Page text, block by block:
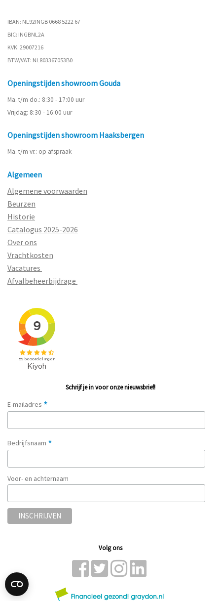
IBAN: NL92INGB 0668 5222 67
BIC: INGBNL2A
KVK: 29007216
BTW/VAT: NL803367053B0
Openingstijden showroom Gouda
Ma. t/m do.: 8:30 - 17:00 uur
Vrijdag: 8:30 - 16:00 uur
Openingstijden showroom Haaksbergen
Ma. t/m vr.: op afspraak
Algemeen
Algemene voorwaarden
Beurzen
Historie
Catalogus 2025-2026
Over ons
Vrachtkosten
Vacatures
Afvalbeheerbijdrage
Schrijf je in voor onze nieuwsbrief!
E-mailadres *
Bedrijfsnaam *
Voor- en achternaam
Volg ons